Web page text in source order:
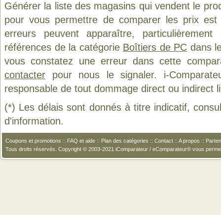
Générer la liste des magasins qui vendent le
pour vous permettre de comparer les prix
erreurs peuvent apparaître,
références de la catégorie Boîtiers de PC dans
vous constatez une erreur dans cette
contacter pour nous le signaler. i-
responsable de tout dommage direct ou indirect
(*) Les délais sont donnés à titre indicatif,
d'information.
Coupons et promotions :: FAQ et aide :: Plan des catégories :: Contact :: A propos ::
Tous droits réservés. Copyright © 2003-2021 iComparateur / eComparateur® vous